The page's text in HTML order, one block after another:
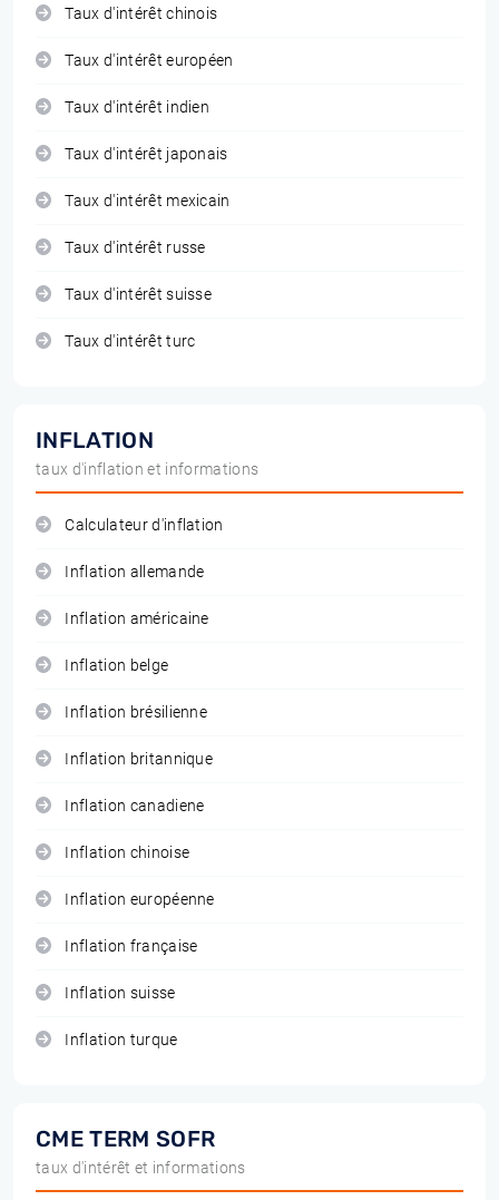
Taux d'intérêt chinois
Taux d'intérêt européen
Taux d'intérêt indien
Taux d'intérêt japonais
Taux d'intérêt mexicain
Taux d'intérêt russe
Taux d'intérêt suisse
Taux d'intérêt turc
INFLATION
taux d'inflation et informations
Calculateur d'inflation
Inflation allemande
Inflation américaine
Inflation belge
Inflation brésilienne
Inflation britannique
Inflation canadiene
Inflation chinoise
Inflation européenne
Inflation française
Inflation suisse
Inflation turque
CME TERM SOFR
taux d'intérêt et informations